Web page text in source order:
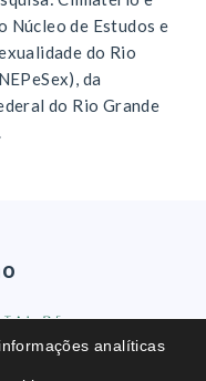
Núcleo de Estudos e
do Rio
da
do Rio Grande
analíticas